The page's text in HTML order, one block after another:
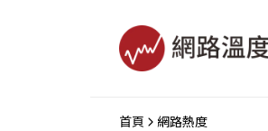
首頁 網路熱度